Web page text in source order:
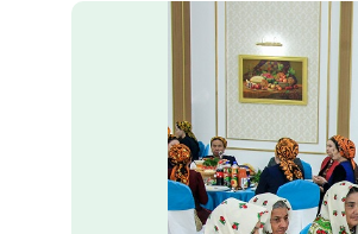
Ykdysadyýet
Jemgyýet
Medeniýet
Ylym